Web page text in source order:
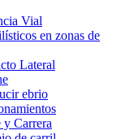
Vial
en zonas de
Lateral
ebrio
y Carrera